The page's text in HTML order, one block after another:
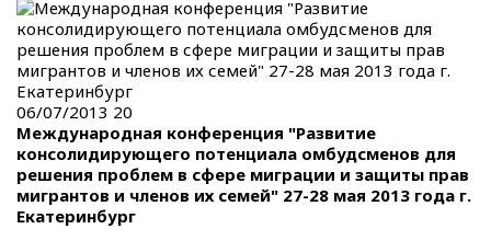
06/07/2013 20
Международная конференция "Развитие
консолидирующего потенциала омбудсменов для
решения проблем в сфере миграции и защиты прав
мигрантов и членов их семей" 27-28 мая 2013 года г.
Екатеринбург